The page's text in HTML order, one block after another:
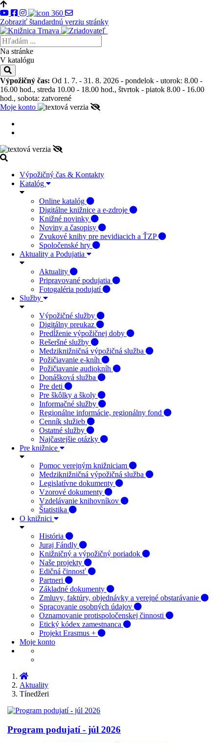
Zobraziť štandardnú verziu stránky
Na stránke
V katalógu
Výpožičný čas: Od 1. 7. - 31. 8. 2026 - pondelok - utorok: 8.00 -
16.00 hod., streda 10.00 - 18.00 hod., štvrtok - piatok 8.00 - 16.00
hod., sobota: zatvorené
Moje konto
Výpožičný čas & Kontakty
Katalóg
Online katalóg
Digitálne knižnice a e-zdroje
Knižné novinky
Noviny a časopisy
Zvukové knihy pre nevidiacich a ŤZP
Spoločenské hry
Aktuality a Podujatia
Aktuality
Pripravované podujatia
Fotogaléria podujatí
Služby
Výpožičné služby
Digitálny preukaz
Predĺženie výpožičnej doby
Rešeršné služby
Medziknižničná výpožičná služba
Požičiavanie e-kníh
Požičiavanie audiokníh
Donášková služba
Pre deti
Pre škôlky a školy
Informačné služby
Regionálne informácie, regionálny fond
Cenník služieb
Ostatné služby
Najčastejšie otázky
Pre knižnice
Pomoc verejným knižniciam
Medziknižničná výpožičná služba
Legislatívne dokumenty
Vzorové dokumenty
Vzdelávanie knihovníkov
Štatistika
O knižnici
História
Juraj Fándly
Knižničný a výpožičný poriadok
Naše projekty
Edičná činnosť
Partneri
Základné dokumenty
Zmluvy, faktúry, objednávky a verejné obstarávanie
Spracovanie osobných údajov
Oznamovanie protispoločenskej činnosti
Etický kódex zamestnanca
Projekt Erasmus +
Moje konto
Aktuality
Tínedžeri
Program podujatí - júl 2026